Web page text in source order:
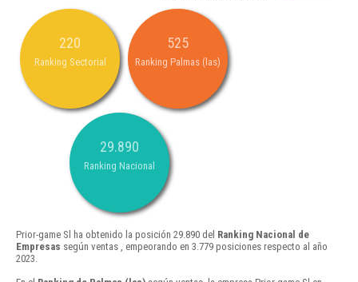
220
Ranking Sectorial
525
Ranking Palmas (las)
29.890
Ranking Nacional
Prior-game Sl ha obtenido la posición 29.890 del Ranking Nacional de
Empresas según ventas , empeorando en 3.779 posiciones respecto al año
2023.